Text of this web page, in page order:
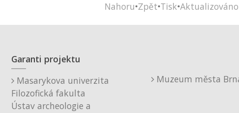
Nahoru•Zpět•Tisk•
Garanti projektu
Masarykova univerzita
Filozofická fakulta
Ústav archeologie a
Muzeum města